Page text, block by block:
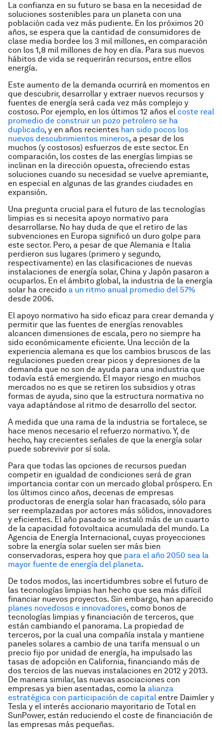
La confianza en su futuro se basa en la necesidad de
soluciones sostenibles para un planeta con una
población cada vez más pudiente. En los próximos 20
años, se espera que la cantidad de consumidores de
clase media bordee los 3 mil millones, en comparación
con los 1,8 mil millones de hoy en día. Para sus nuevos
hábitos de vida se requerirán recursos, entre ellos
energía.
Este aumento de la demanda ocurrirá en momentos en
que descubrir, desarrollar y extraer nuevos recursos y
fuentes de energía será cada vez más complejo y
costoso. Por ejemplo, en los últimos 12 años el coste real
promedio de construir un pozo petrolero se ha
duplicado, y en años recientes han sido pocos los
nuevos descubrimientos mineros, a pesar de los
muchos (y costosos) esfuerzos de este sector. En
comparación, los costes de las energías limpias se
inclinan en la dirección opuesta, ofreciendo estas
soluciones cuando su necesidad se vuelve apremiante,
en especial en algunas de las grandes ciudades en
expansión.
Una pregunta crucial para el futuro de las tecnologías
limpias es si necesita apoyo normativo para
desarrollarse. No hay duda de que el retiro de las
subvenciones en Europa significó un duro golpe para
este sector. Pero, a pesar de que Alemania e Italia
perdieron sus lugares (primero y segundo,
respectivamente) en las clasificaciones de nuevas
instalaciones de energía solar, China y Japón pasaron a
ocuparlos. En el ámbito global, la industria de la energía
solar ha crecido a un ritmo anual promedio del 57%
desde 2006.
El apoyo normativo ha sido eficaz para crear demanda y
permitir que las fuentes de energías renovables
alcancen dimensiones de escala, pero no siempre ha
sido económicamente eficiente. Una lección de la
experiencia alemana es que los cambios bruscos de las
regulaciones pueden crear picos y depresiones de la
demanda que no son de ayuda para una industria que
todavía está emergiendo. El mayor riesgo en muchos
mercados no es que se retiren los subsidios y otras
formas de ayuda, sino que la estructura normativa no
vaya adaptándose al ritmo de desarrollo del sector.
A medida que una rama de la industria se fortalece, se
hace menos necesario el refuerzo normativo. Y, de
hecho, hay crecientes señales de que la energía solar
puede sobrevivir por sí sola.
Para que todas las opciones de recursos puedan
competir en igualdad de condiciones será de gran
importancia contar con un mercado global próspero. En
los últimos cinco años, decenas de empresas
productoras de energía solar han fracasado, sólo para
ser reemplazadas por actores más sólidos, innovadores
y eficientes. El año pasado se instaló más de un cuarto
de la capacidad fotovoltaica acumulada del mundo. La
Agencia de Energía Internacional, cuyas proyecciones
sobre la energía solar suelen ser más bien
conservadoras, espera hoy que para el año 2050 sea la
mayor fuente de energía del planeta.
De todos modos, las incertidumbres sobre el futuro de
las tecnologías limpias han hecho que sea más difícil
financiar nuevos proyectos. Sin embargo, han aparecido
planes novedosos e innovadores, como bonos de
tecnologías limpias y financiación de terceros, que
están cambiando el panorama. La propiedad de
terceros, por la cual una compañía instala y mantiene
paneles solares a cambio de una tarifa mensual o un
precio fijo por unidad de energía, ha impulsado las
tasas de adopción en California, financiando más de
dos tercios de las nuevas instalaciones en 2012 y 2013.
De manera similar, las nuevas asociaciones con
empresas ya bien asentadas, como la alianza
estratégica con participación de capital entre Daimler y
Tesla y el interés accionario mayoritario de Total en
SunPower, están reduciendo el coste de financiación de
las empresas más pequeñas.